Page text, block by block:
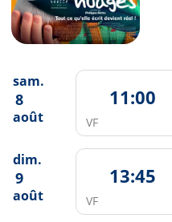
sam.
8
août
11:00
VF
dim.
9
août
13:45
VF